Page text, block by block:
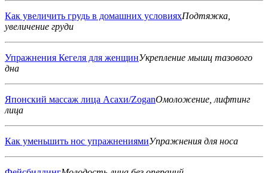
Как увеличить грудь в домашних условияхПодтяжка,
увеличение груди
Упражнения Кегеля для женщинУкрепление мышц тазового
дна
Японский массаж лица Асахи/ZoganОмоложение, лифтинг
лица
Как уменьшить нос упражнениямиУпражнения для носа